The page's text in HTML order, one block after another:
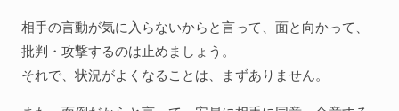
相手の言動が気に入らないからと言って、面と向かって、
批判・攻撃するのは止めましょう。
それで、状況がよくなることは、まずありません。